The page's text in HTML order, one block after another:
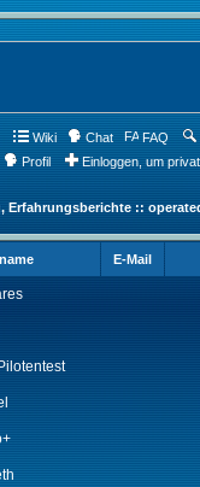
Wiki Chat FAQ
Profil
Einloggen, um
Erfahrungsberichte ::
E-Mail